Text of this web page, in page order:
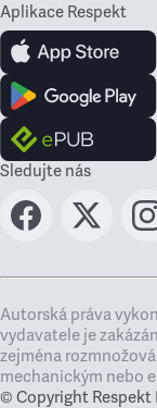
Aplikace Respekt
Sledujte nás
Autorská práva
vydavatele je
zejména
mechanickým nebo
© Copyright Respekt